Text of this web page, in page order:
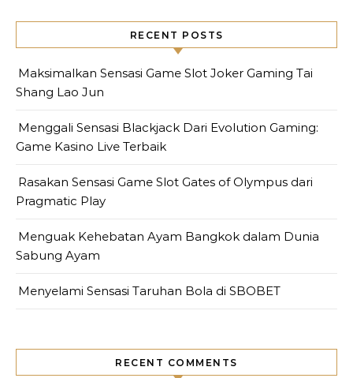
RECENT POSTS
Maksimalkan Sensasi Game Slot Joker Gaming Tai
Shang Lao Jun
Menggali Sensasi Blackjack Dari Evolution Gaming:
Game Kasino Live Terbaik
Rasakan Sensasi Game Slot Gates of Olympus dari
Pragmatic Play
Menguak Kehebatan Ayam Bangkok dalam Dunia
Sabung Ayam
Menyelami Sensasi Taruhan Bola di SBOBET
RECENT COMMENTS